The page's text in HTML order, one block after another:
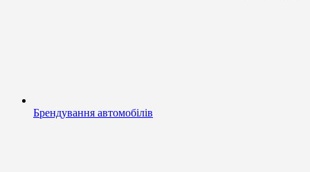
Брендування автомобілів